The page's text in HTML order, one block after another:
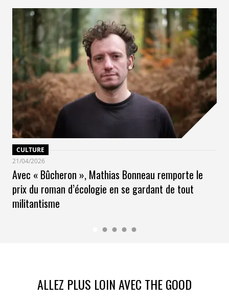
CULTURE
21/04/2026
Avec « Bûcheron », Mathias Bonneau remporte le
prix du roman d’écologie en se gardant de tout
militantisme
ALLEZ PLUS LOIN AVEC THE GOOD